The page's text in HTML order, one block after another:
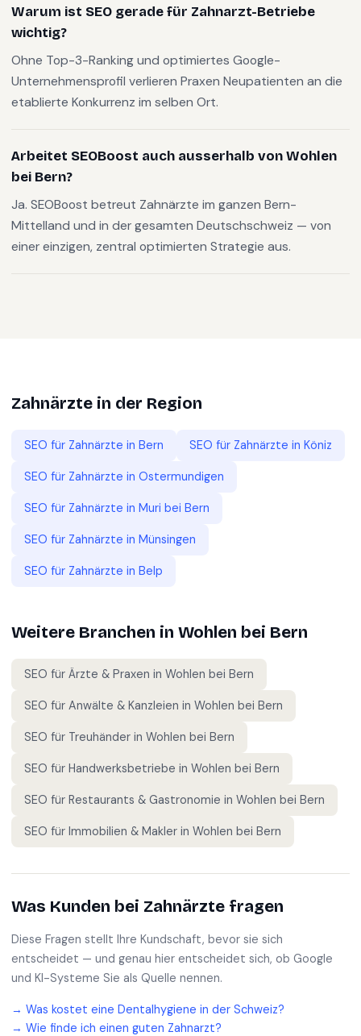
Warum ist SEO gerade für Zahnarzt-Betriebe
wichtig?
Ohne Top-3-Ranking und optimiertes Google-
Unternehmensprofil verlieren Praxen Neupatienten an die
etablierte Konkurrenz im selben Ort.
Arbeitet SEOBoost auch ausserhalb von Wohlen
bei Bern?
Ja. SEOBoost betreut Zahnärzte im ganzen Bern-
Mittelland und in der gesamten Deutschschweiz — von
einer einzigen, zentral optimierten Strategie aus.
Zahnärzte in der Region
SEO für Zahnärzte in Bern SEO für Zahnärzte in Köniz
SEO für Zahnärzte in Ostermundigen
SEO für Zahnärzte in Muri bei Bern
SEO für Zahnärzte in Münsingen
SEO für Zahnärzte in Belp
Weitere Branchen in Wohlen bei Bern
SEO für Ärzte & Praxen in Wohlen bei Bern
SEO für Anwälte & Kanzleien in Wohlen bei Bern
SEO für Treuhänder in Wohlen bei Bern
SEO für Handwerksbetriebe in Wohlen bei Bern
SEO für Restaurants & Gastronomie in Wohlen bei Bern
SEO für Immobilien & Makler in Wohlen bei Bern
Was Kunden bei Zahnärzte fragen
Diese Fragen stellt Ihre Kundschaft, bevor sie sich
entscheidet — und genau hier entscheidet sich, ob Google
und KI-Systeme Sie als Quelle nennen.
→ Was kostet eine Dentalhygiene in der Schweiz?
→ Wie finde ich einen guten Zahnarzt?